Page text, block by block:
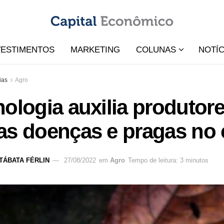
MARKETING COLUNAS
Agro
auxilia
doenças e pragas no
FÉRLIN 27/08/2022 em Agro Tempo de leitura: 3 minutos